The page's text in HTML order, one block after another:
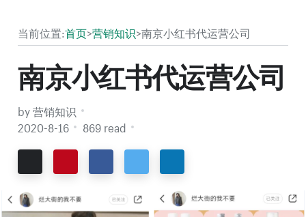
当前位置:首页>营销知识>南京小红书代运营公司
南京小红书代运营公司
by 营销知识
2020-8-16
869 read